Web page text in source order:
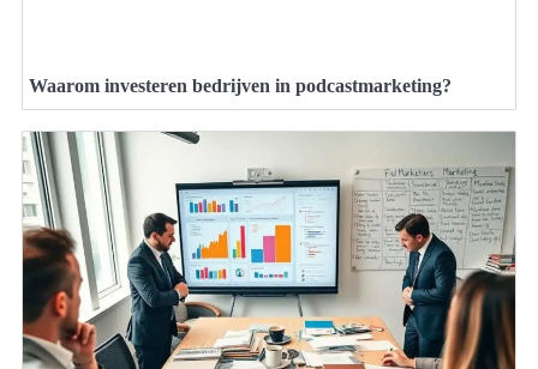
Waarom investeren bedrijven in podcastmarketing?